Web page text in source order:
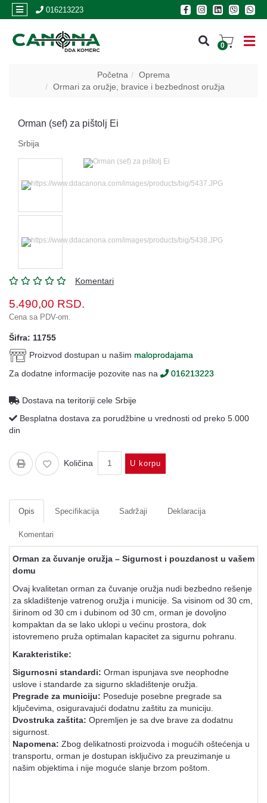
016213223
0
REGISTRACIJA
Početna
Oprema
Ormari za oružje, bravice i bezbednost oružja
Orman (sef) za pištolj Ei
Srbija
Komentari
5.490,00 RSD.
Cena sa PDV-om.
Šifra: 11755
Proizvod dostupan u našim maloprodajama
Za dodatne informacije pozovite nas na
016213223
Dostava na teritoriji cele Srbije
Besplatna dostava za porudžbine u vrednosti od preko 5.000
din
Količina U korpu
Opis Specifikacija Sadržaji Deklaracija
Komentari
Orman za čuvanje oružja – Sigurnost i pouzdanost u vašem
domu
Ovaj kvalitetan orman za čuvanje oružja nudi bezbedno rešenje
za skladištenje vatrenog oružja i municije. Sa visinom od 30 cm,
širinom od 30 cm i dubinom od 30 cm, orman je dovoljno
kompaktan da se lako uklopi u većinu prostora, dok
istovremeno pruža optimalan kapacitet za sigurnu pohranu.
Karakteristike:
Sigurnosni standardi: Orman ispunjava sve neophodne
uslove i standarde za sigurno skladištenje oružja.
Pregrade za municiju: Poseduje posebne pregrade sa
ključevima, osiguravajući dodatnu zaštitu za municiju.
Dvostruka zaštita: Opremljen je sa dve brave za dodatnu
sigurnost.
Napomena: Zbog delikatnosti proizvoda i mogućih oštećenja u
transportu, orman je dostupan isključivo za preuzimanje u
našim objektima i nije moguće slanje brzom poštom.